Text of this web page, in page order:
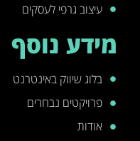
עיצוב גרפי לעסקים
מידע נוסף
בלוג שיווק באינטרנט
פרויקטים נבחרים
אודות